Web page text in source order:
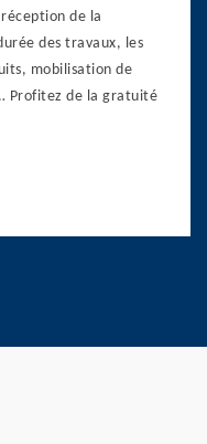
de la
des travaux, les
mobilisation de
Profitez de la gratuité